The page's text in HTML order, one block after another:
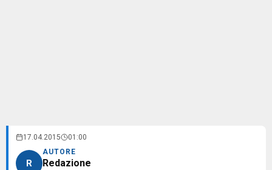
17.04.2015 01:00
R
AUTORE
Redazione